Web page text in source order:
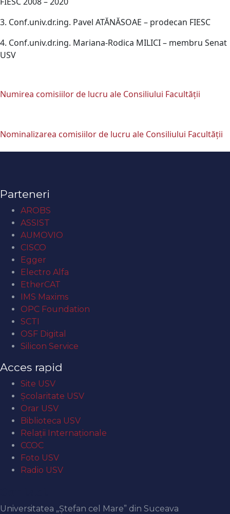
3. Conf.univ.dr.ing. Pavel ATĂNĂSOAE – prodecan FIESC
4. Conf.univ.dr.ing. Mariana-Rodica MILICI – membru Senat
USV
Numirea comisiilor de lucru ale Consiliului Facultăţii
Nominalizarea comisiilor de lucru ale Consiliului Facultății
Parteneri
AROBS
ASSIST
AUMOVIO
CISCO
Egger
Electro Alfa
EtherCAT
IMS Maxims
OPC Foundation
SCTI
OSF Digital
Silicon Service
Acces rapid
Site USV
Şcolaritate USV
Orar USV
Biblioteca USV
Relaţii Internaţionale
CCOC
Foto USV
Radio USV
Universitatea „Ștefan cel Mare” din Suceava